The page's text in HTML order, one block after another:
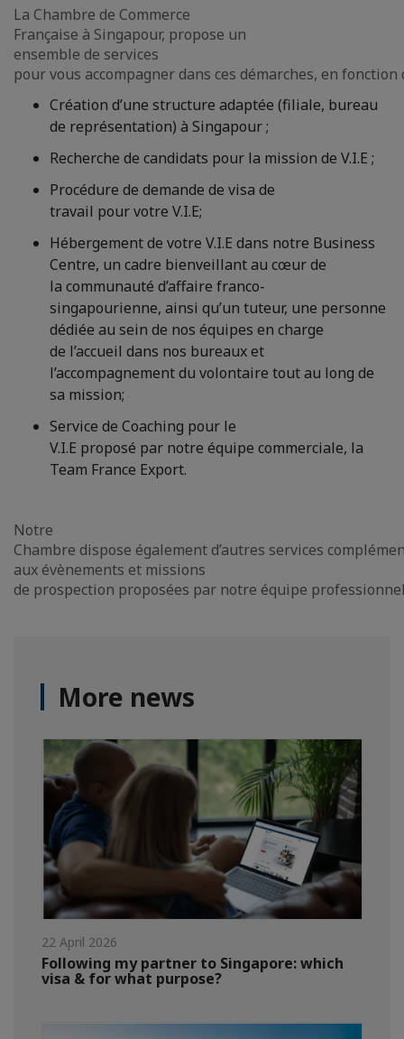
La Chambre de Commerce
Française à Singapour, propose un
ensemble de services
pour vous accompagner dans ces démarches, en
Création d’une structure adaptée (filiale, bureau
de représentation) à Singapour ;
Recherche de candidats pour la mission de V.I.E ;
Procédure de demande de visa de
travail pour votre V.I.E;
Hébergement de votre V.I.E dans notre Business
Centre, un cadre bienveillant au cœur de
la communauté d’affaire franco-
singapourienne, ainsi qu’un tuteur, une personne
dédiée au sein de nos équipes en charge
de l’accueil dans nos bureaux et
l’accompagnement du volontaire tout au long de
sa mission;
Service de Coaching pour le
V.I.E proposé par notre équipe commerciale, la
Team France Export.
Notre
Chambre dispose également d’autres services
aux évènements et missions
de prospection proposées par notre équipe
More news
22 April 2026
Following my partner to Singapore: which
visa & for what purpose?